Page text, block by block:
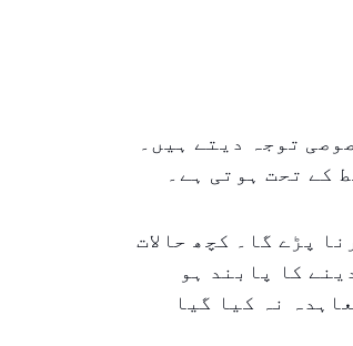
توجہ دیتے ہیں۔
کے تحت ہوتی ہے۔
پڑے گا۔ کچھ حالات
کا پابند ہو
نہ کیا گیا